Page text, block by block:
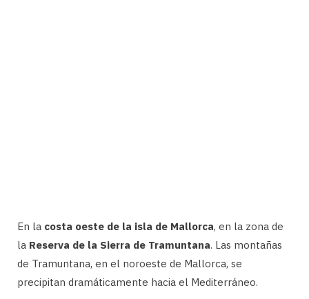
En la costa oeste de la isla de Mallorca, en la zona de
la Reserva de la Sierra de Tramuntana. Las montañas
de Tramuntana, en el noroeste de Mallorca, se
precipitan dramáticamente hacia el Mediterráneo.